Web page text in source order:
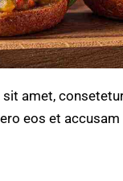
amet,
eos et